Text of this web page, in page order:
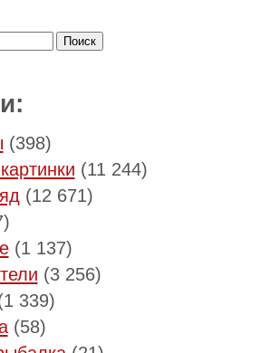
(398)
(11 244)
(12 671)
(1 137)
(3 256)
339)
(58)